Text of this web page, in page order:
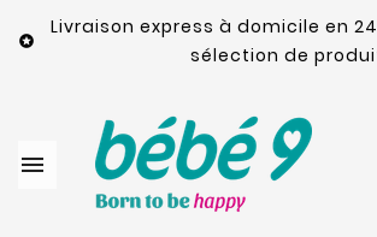

Livraison express à domicile en
sélection de
